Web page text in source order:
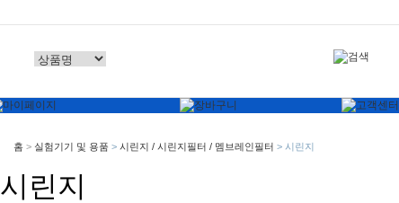
홈 > 실험기기 및 용품 > 시린지 / 시린지필터 / 멤브레인필터 > 시린지
시린지